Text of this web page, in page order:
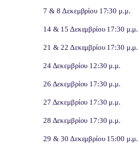
7 & 8 Δεκεμβρίου 17:30 μ.μ.
14 & 15 Δεκεμβρίου 17:30 μ.μ.
21 & 22 Δεκεμβρίου 17:30 μ.μ.
24 Δεκεμβρίου 12:30 μ.μ.
26 Δεκεμβρίου 17:30 μ.μ.
27 Δεκεμβρίου 17:30 μ.μ.
28 Δεκεμβρίου 17:30 μ.μ.
29 & 30 Δεκεμβρίου 15:00 μ.μ.